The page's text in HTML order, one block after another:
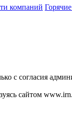
компаний
с согласия
сайтом